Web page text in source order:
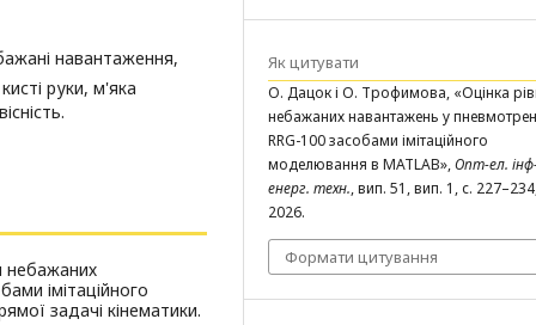
навантаження,
руки, м'яка
небажаних
імітаційного
задачі кінематики.
Як цитувати
О. Дацок і О. Трофимова, «Оцінка
небажаних навантажень у
RRG-100 засобами імітаційного
моделювання в MATLAB»,Опт-ел.
енерг. техн., вип. 51, вип. 1, с.
2026.
Формати цитування